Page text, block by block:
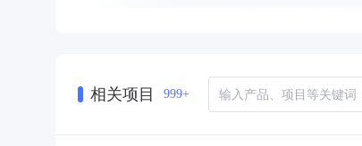
相关项目 999+